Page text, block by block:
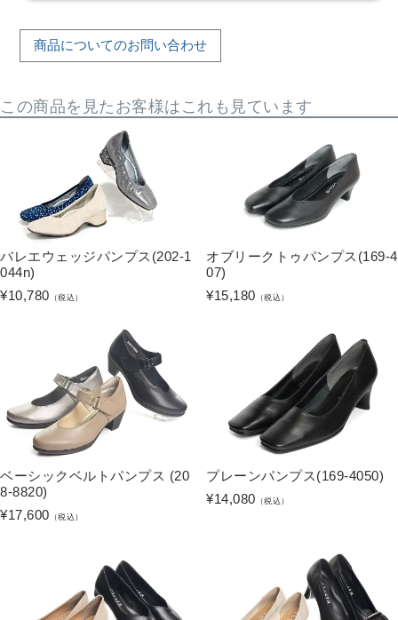
商品についてのお問い合わせ
この商品を見たお客様はこれも見ています
バレエウェッジパンプス(202-1
044n)
¥10,780 （税込）
オブリークトゥパンプス(169-4
07)
¥15,180 （税込）
ベーシックベルトパンプス (20
8-8820)
¥17,600 （税込）
プレーンパンプス(169-4050)
¥14,080 （税込）